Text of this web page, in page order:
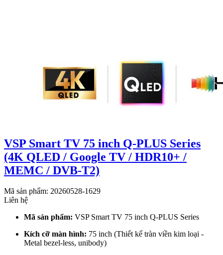
VSP Smart TV 75 inch Q-PLUS Series
(4K QLED / Google TV / HDR10+ /
MEMC / DVB-T2)
Mã sản phẩm: 20260528-1629
Liên hệ
Mã sản phẩm: VSP Smart TV 75 inch Q-PLUS Series
Kích cỡ màn hình: 75 inch (Thiết kế tràn viền kim loại -
Metal bezel-less, unibody)